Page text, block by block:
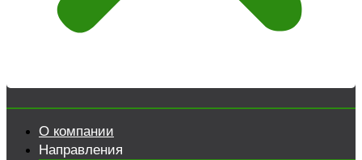
О компании
Направления